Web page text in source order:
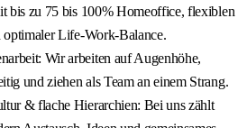
bis zu 75 bis 100% Homeoffice, flexiblen
Life-Work-Balance.
Wir arbeiten auf Augenhöhe,
und ziehen als Team an einem Strang.
& flache Hierarchien: Bei uns zählt